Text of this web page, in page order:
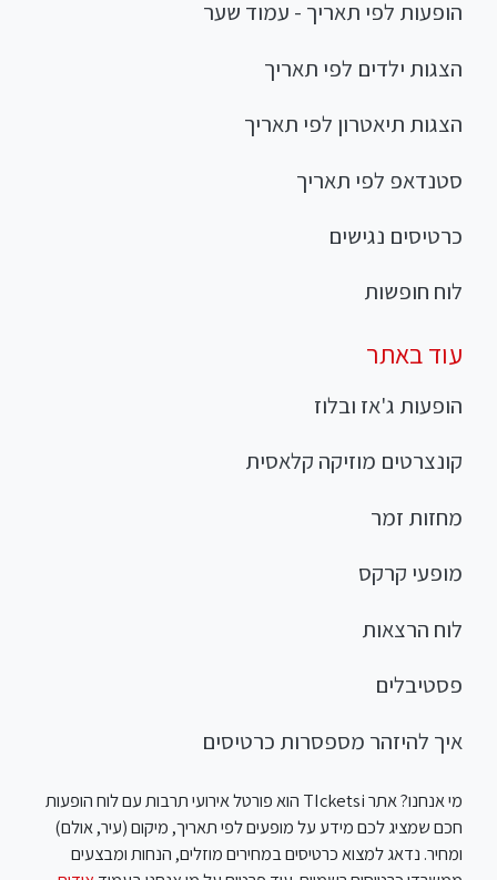
הופעות לפי תאריך - עמוד שער
הצגות ילדים לפי תאריך
הצגות תיאטרון לפי תאריך
סטנדאפ לפי תאריך
כרטיסים נגישים
לוח חופשות
עוד באתר
הופעות ג'אז ובלוז
קונצרטים מוזיקה קלאסית
מחזות זמר
מופעי קרקס
לוח הרצאות
פסטיבלים
איך להיזהר מספסרות כרטיסים
מי אנחנו? אתר TIcketsi הוא פורטל אירועי תרבות עם לוח הופעות
חכם שמציג לכם מידע על מופעים לפי תאריך, מיקום (עיר, אולם)
ומחיר. נדאג למצוא כרטיסים במחירים מוזלים, הנחות ומבצעים